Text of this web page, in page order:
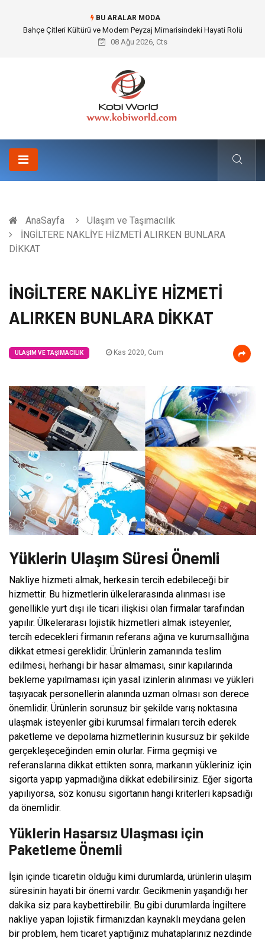
BU ARALAR MODA
Komple Tır Taşımacılığı İle Kesintisiz ve Güvenli Lojistik Çözümleri
08 Ağu 2026, Cts
AnaSayfa
Ulaşım ve Taşımacılık
İNGİLTERE NAKLİYE HİZMETİ ALIRKEN BUNLARA
DİKKAT
İNGİLTERE NAKLİYE HİZMETİ
ALIRKEN BUNLARA DİKKAT
ULAŞIM VE TAŞIMACILIK Kas 2020, Cum
Yüklerin Ulaşım Süresi Önemli
Nakliye hizmeti almak, herkesin tercih edebileceği bir
hizmettir. Bu hizmetlerin ülkelerarasında alınması ise
genellikle yurt dışı ile ticari ilişkisi olan firmalar tarafından
yapılır. Ülkelerarası lojistik hizmetleri almak isteyenler,
tercih edecekleri firmanın referans ağına ve kurumsallığına
dikkat etmesi gereklidir. Ürünlerin zamanında teslim
edilmesi, herhangi bir hasar almaması, sınır kapılarında
bekleme yapılmaması için yasal izinlerin alınması ve yükleri
taşıyacak personellerin alanında uzman olması son derece
önemlidir. Ürünlerin sorunsuz bir şekilde varış noktasına
ulaşmak isteyenler gibi kurumsal firmaları tercih ederek
paketleme ve depolama hizmetlerinin kusursuz bir şekilde
gerçekleşeceğinden emin olurlar. Firma geçmişi ve
referanslarına dikkat ettikten sonra, markanın yükleriniz için
sigorta yapıp yapmadığına dikkat edebilirsiniz. Eğer sigorta
yapılıyorsa, söz konusu sigortanın hangi kriterleri kapsadığı
da önemlidir.
Yüklerin Hasarsız Ulaşması için
Paketleme Önemli
İşin içinde ticaretin olduğu kimi durumlarda, ürünlerin ulaşım
süresinin hayati bir önemi vardır. Gecikmenin yaşandığı her
dakika siz para kaybettirebilir. Bu gibi durumlarda İngiltere
nakliye yapan lojistik firmanızdan kaynaklı meydana gelen
bir problem, hem ticaret yaptığınız muhataplarınız nezdinde